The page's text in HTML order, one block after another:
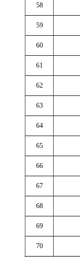
58
59
60
61
62
63
64
65
66
67
68
69
70